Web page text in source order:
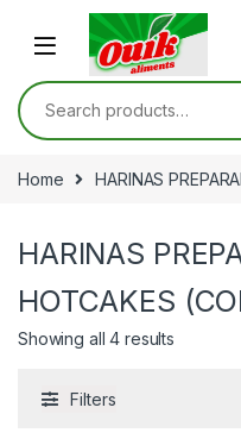
Skip to navigation
Skip to content
Search for:
Home HARINAS
HARINAS
HOTCAKES
Showing all 4 results
Filters